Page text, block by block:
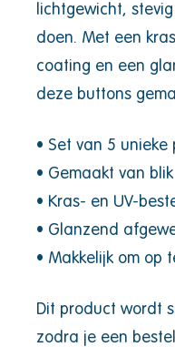
lichtgewicht,
doen. Met een
coating en een
deze buttons
• Set van 5
• Gemaakt van blik
• Kras- en UV-
• Glanzend
• Makkelijk om op
Dit product wordt
zodra je een